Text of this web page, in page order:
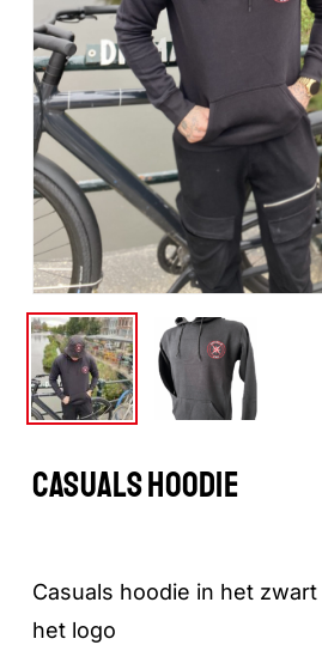
CASUALS HOODIE
Casuals hoodie in het
het logo